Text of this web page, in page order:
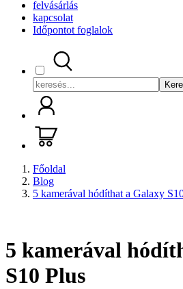
felvásárlás
kapcsolat
Időpontot foglalok
Főoldal
Blog
5 kamerával hódíthat a Galaxy
5 kamerával
S10 Plus